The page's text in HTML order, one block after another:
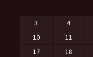
3
4
10
11
17
18